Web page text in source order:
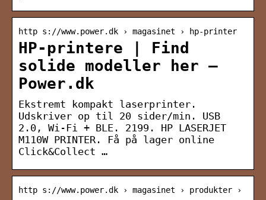
http s://www.power.dk › magasinet › hp-printer
HP-printere | Find
solide modeller her –
Power.dk
Ekstremt kompakt laserprinter.
Udskriver op til 20 sider/min. USB
2.0, Wi-Fi + BLE. 2199. HP LASERJET
M110W PRINTER. Få på lager online
Click&Collect …
http s://www.power.dk › magasinet › produkter ›